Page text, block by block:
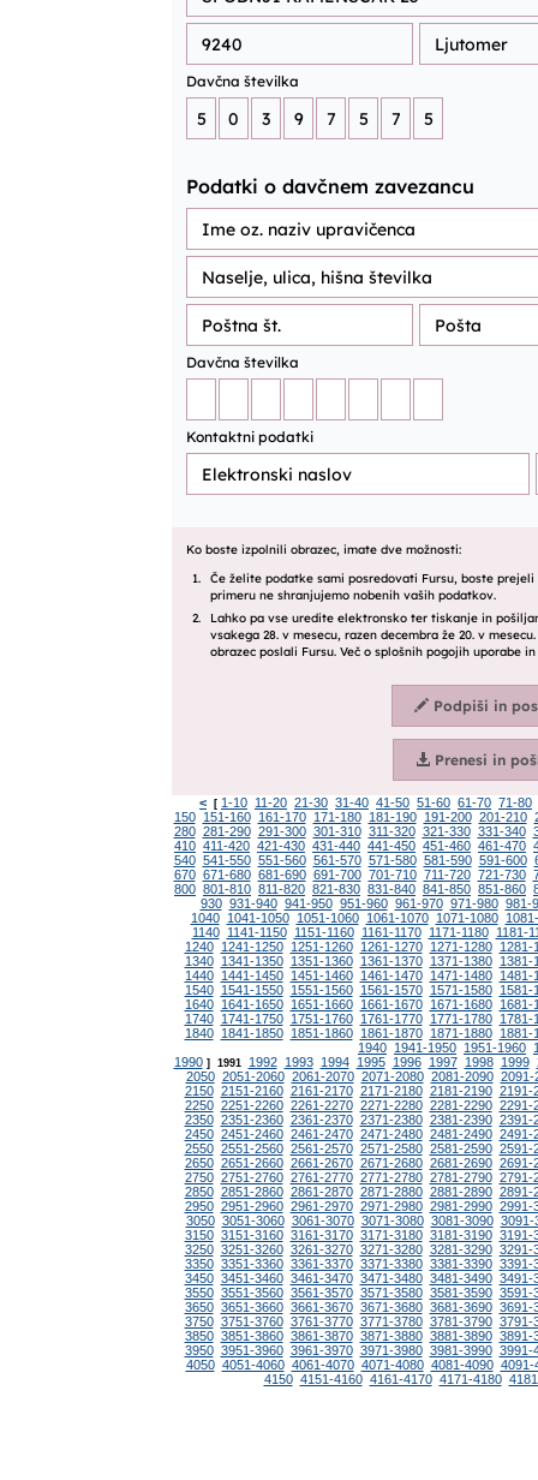
< [ 1-10 11-20 21-30 31-40 41-50 51-60 61-70 71-80
150
151-160 161-170 171-180 181-190 191-200 201-210
280 281-290 291-300 301-310 311-320 321-330 331-340
410 411-420 421-430 431-440 441-450 451-460 461-470
540 541-550 551-560 561-570 571-580 581-590 591-600
670 671-680 681-690 691-700 701-710 711-720 721-730
800 801-810 811-820 821-830 831-840 841-850 851-860
930 931-940 941-950 951-960 961-970 971-980 981-
1040
1041-1050 1051-1060 1061-1070 1071-1080
1140
1141-1150 1151-1160 1161-1170 1171-1180
1181-
1240
1241-1250 1251-1260 1261-1270 1271-1280
1281-
1340
1341-1350 1351-1360 1361-1370 1371-1380
1381-
1440
1441-1450 1451-1460 1461-1470 1471-1480
1481-
1540
1541-1550 1551-1560 1561-1570 1571-1580
1581-
1640
1641-1650 1651-1660 1661-1670 1671-1680
1681-
1740
1741-1750 1751-1760 1761-1770 1771-1780
1781-
1840
1841-1850 1851-1860 1861-1870 1871-1880
1881-
1940 1941-1950 1951-1960
1990 ] 1991 1992 1993 1994 1995 1996 1997 1998 1999
2050 2051-2060 2061-2070 2071-2080 2081-2090 2091-
2150 2151-2160 2161-2170 2171-2180 2181-2190 2191-
2250 2251-2260 2261-2270 2271-2280 2281-2290 2291-
2350 2351-2360 2361-2370 2371-2380 2381-2390 2391-
2450 2451-2460 2461-2470 2471-2480 2481-2490 2491-
2550 2551-2560 2561-2570 2571-2580 2581-2590 2591-
2650 2651-2660 2661-2670 2671-2680 2681-2690 2691-
2750 2751-2760 2761-2770 2771-2780 2781-2790 2791-
2850 2851-2860 2861-2870 2871-2880 2881-2890 2891-
2950 2951-2960 2961-2970 2971-2980 2981-2990 2991-
3050 3051-3060 3061-3070 3071-3080 3081-3090 3091-
3150 3151-3160 3161-3170 3171-3180 3181-3190 3191-
3250 3251-3260 3261-3270 3271-3280 3281-3290 3291-
3350 3351-3360 3361-3370 3371-3380 3381-3390 3391-
3450 3451-3460 3461-3470 3471-3480 3481-3490 3491-
3550 3551-3560 3561-3570 3571-3580 3581-3590 3591-
3650 3651-3660 3661-3670 3671-3680 3681-3690 3691-
3750 3751-3760 3761-3770 3771-3780 3781-3790 3791-
3850 3851-3860 3861-3870 3871-3880 3881-3890 3891-
3950 3951-3960 3961-3970 3971-3980 3981-3990 3991-
4050 4051-4060 4061-4070 4071-4080 4081-4090 4091-
4150 4151-4160 4161-4170 4171-4180